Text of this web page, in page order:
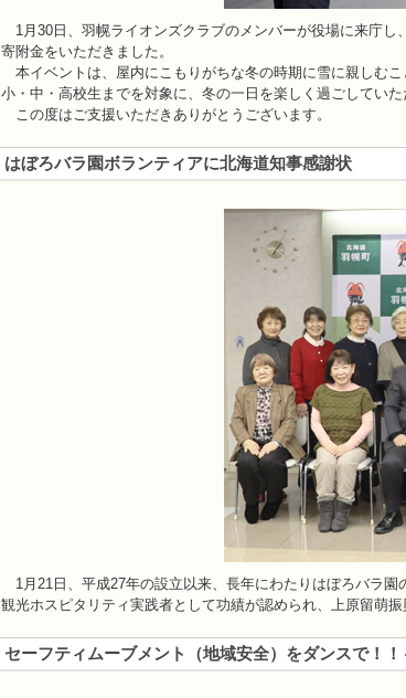
1月30日、羽幌ライオンズクラブのメンバーが役場に来庁し
寄附金をいただきました。
本イベントは、屋内にこもりがちな冬の時期に雪に親しむ
小・中・高校生までを対象に、冬の一日を楽しく過ごしていた
この度はご支援いただきありがとうございます。
はぼろバラ園ボランティアに北海道知事感謝状
1月21日、平成27年の設立以来、長年にわたりはぼろバラ
観光ホスピタリティ実践者として功績が認められ、上原留萌
セーフティムーブメント（地域安全）をダンスで！